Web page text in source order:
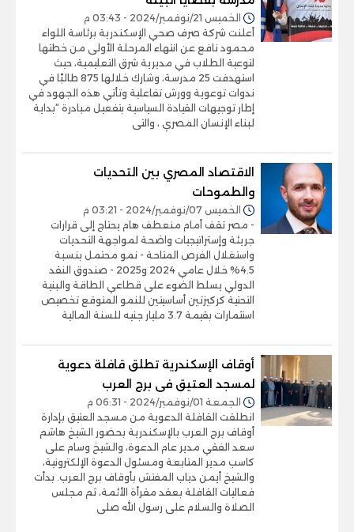
الخميس 21/نوفمبر/2024 - 03:43 م
أعلنت شركة صرف صحي الإسكندرية برئاسة اللواء
محمود نافع عن انتهاء المرحلة الأولى من خطتها
لتوعية الطلاب في مديرية شرق التعليمية، حيث
استهدفت 25 مدرسة، وشارك خلالها 875 طالبًا في
ندوات توعوية وورش تفاعلية وتأتي هذه الجهود في
إطار توجيهات القيادة السياسية بتفعيل مبادرة “بداية
لبناء الإنسان المصري ، والتى
الاقتصاد المصري بين التحديات
والطموحات
الخميس 07/نوفمبر/2024 - 03:21 م
- مصر تقف أمام منعطف هام يحتاج إلى قرارات
جريئة وإستراتيجيات واضحة لمواجهة التحديات
واستغلال الفرص المتاحة - نمو محتمل بنسبة
4.5% خلال عامي 2024 و2025 - صندوق النقد
الدولي يسلط الضوء على قطاعي الطاقة والبنية
التحتية كركيزتين أساسيتين للنمو المتوقع تخصيص
استثمارات بقيمة 3.7 مليار جنيه للسنة المالية
أوقاف الإسكندرية تطلق قافلة دعوية
لمسجد العتيق فى برج العرب
الجمعة 01/نوفمبر/2024 - 06:31 م
انطلقت القافلة الدعوية من مسجد العتيق بإدارة
أوقاف برج العرب بالإسكندرية بحضور الشيخ هاشم
سعد الفقي مدير عام الدعوة، والشيخ وسام على
كاسب مدير المتابعة ومسئول الدعوة الإلكترونية،
والشيخ أيمن دياب المفتش بأوقاف برج العرب. بدأت
فعاليات القافلة بعقد مقرأة الأئمة، ثم مجلس
الصلاة والسلام على رسول الله صلى